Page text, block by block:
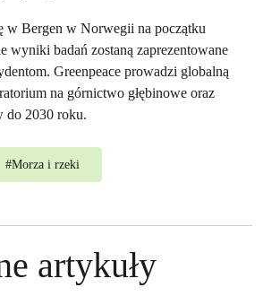
w Bergen w Norwegii na początku
wyniki badań zostaną zaprezentowane
Greenpeace prowadzi globalną
na górnictwo głębinowe oraz
do 2030 roku.
#Morza i rzeki
artykuły